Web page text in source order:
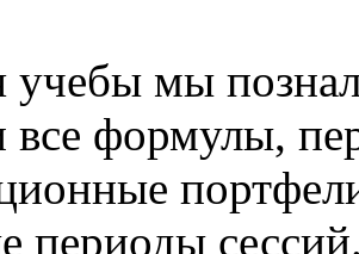
учебы мы
формулы,
периоды